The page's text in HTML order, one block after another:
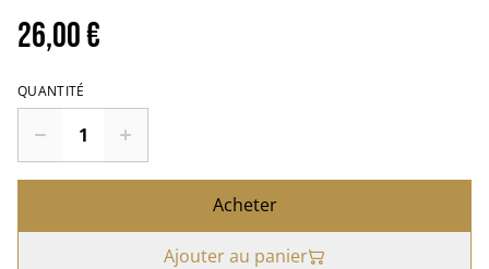
26,00 €
QUANTITÉ
Acheter
Ajouter au panier